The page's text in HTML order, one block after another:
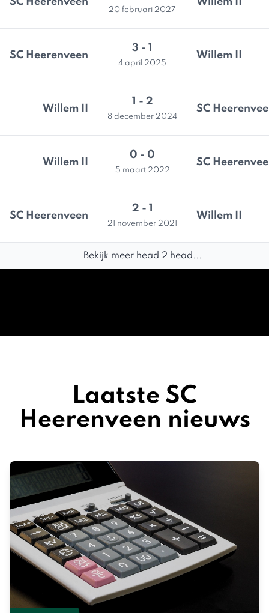
20 februari 2027
SC Heerenveen
3 - 1
4 april 2025
Willem II
Willem II
1 - 2
8 december 2024
SC
Willem II
0 - 0
5 maart 2022
SC
SC Heerenveen
2 - 1
21 november 2021
Willem II
Bekijk meer head 2 head...
Laatste SC
Heerenveen nieuws